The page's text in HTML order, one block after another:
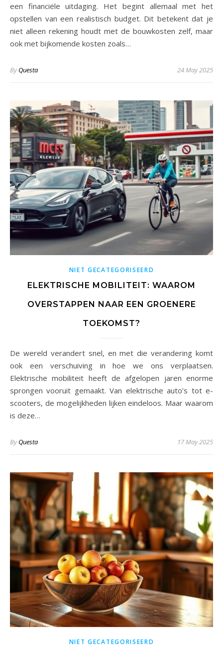
een financiële uitdaging. Het begint allemaal met het
opstellen van een realistisch budget. Dit betekent dat je
niet alleen rekening houdt met de bouwkosten zelf, maar
ook met bijkomende kosten zoals…
ByQuesta 24 May 2025
NIET GECATEGORISEERD
ELEKTRISCHE MOBILITEIT: WAAROM
OVERSTAPPEN NAAR EEN GROENERE
TOEKOMST?
De wereld verandert snel, en met die verandering komt
ook een verschuiving in hoe we ons verplaatsen.
Elektrische mobiliteit heeft de afgelopen jaren enorme
sprongen vooruit gemaakt. Van elektrische auto’s tot e-
scooters, de mogelijkheden lijken eindeloos. Maar waarom
is deze…
ByQuesta 17 May 2025
NIET GECATEGORISEERD